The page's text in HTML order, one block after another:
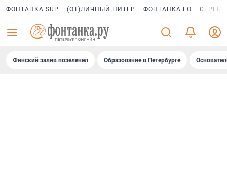
ФОНТАНКА SUP (ОТ)ЛИЧНЫЙ ПИТЕР ФОНТАНКА ГО
Финский залив позеленел Образование в Петербурге